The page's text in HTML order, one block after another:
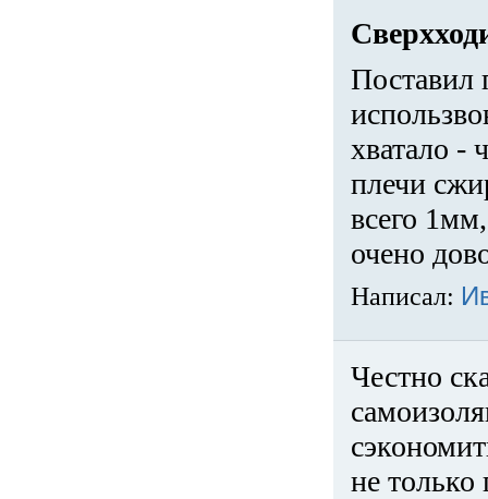
Поставил
хватало -
плечи
всего
очено
Написал:
Честно
не только